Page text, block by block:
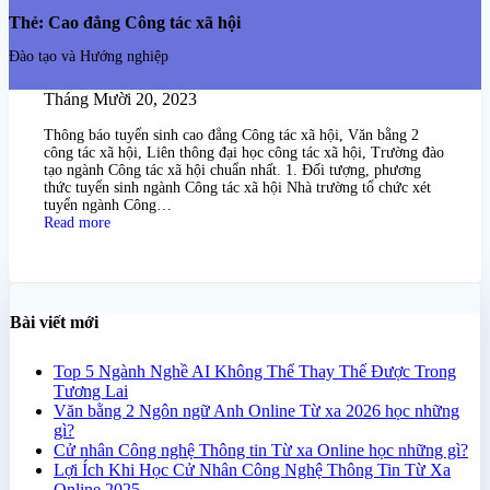
Thẻ: Cao đẳng Công tác xã hội
Đào tạo và Hướng nghiệp
Học cao đẳng Công tác xã hội cấp tốc online
Tháng Mười 20, 2023
Thông báo tuyển sinh cao đẳng Công tác xã hội, Văn bằng 2
công tác xã hội, Liên thông đại học công tác xã hội, Trường đào
tạo ngành Công tác xã hội chuẩn nhất. 1. Đối tượng, phương
thức tuyển sinh ngành Công tác xã hội Nhà trường tổ chức xét
tuyển ngành Công…
Read more
Bài viết mới
Top 5 Ngành Nghề AI Không Thể Thay Thế Được Trong
Tương Lai
Văn bằng 2 Ngôn ngữ Anh Online Từ xa 2026 học những
gì?
Cử nhân Công nghệ Thông tin Từ xa Online học những gì?
Lợi Ích Khi Học Cử Nhân Công Nghệ Thông Tin Từ Xa